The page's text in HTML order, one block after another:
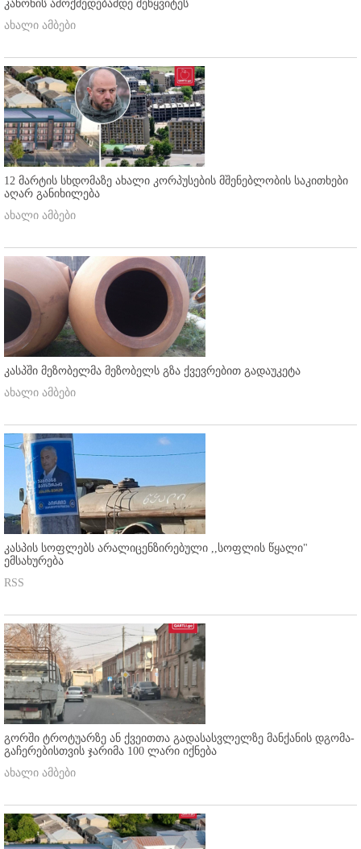
კანონის ამოქმედებამდე შეწყვიტეს
ახალი ამბები
12 მარტის სხდომაზე ახალი კორპუსების მშენებლობის საკითხები
აღარ განიხილება
ახალი ამბები
კასპში მეზობელმა მეზობელს გზა ქვევრებით გადაუკეტა
ახალი ამბები
კასპის სოფლებს არალიცენზირებული ,,სოფლის წყალი"
ემსახურება
RSS
გორში ტროტუარზე ან ქვეითთა გადასასვლელზე მანქანის დგომა-
გაჩერებისთვის ჯარიმა 100 ლარი იქნება
ახალი ამბები